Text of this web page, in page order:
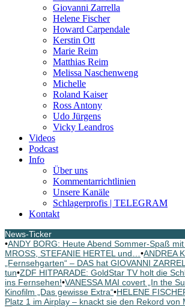
Giovanni Zarrella
Helene Fischer
Howard Carpendale
Kerstin Ott
Marie Reim
Matthias Reim
Melissa Naschenweng
Michelle
Roland Kaiser
Ross Antony
Udo Jürgens
Vicky Leandros
Videos
Podcast
Info
Über uns
Kommentarrichtlinien
Unsere Kanäle
Schlagerprofis | TELEGRAM
Kontakt
News-Ticker
•ANDY BORG: Heute Abend Sommer-Spaß
MROSS, STEFANIE HERTEL und… •ANDREA
„Fernsehgarten“ – DAS hat GIOVANNI
tun•ZDF HITPARADE: GoldStar TV holt die
ins Fernsehen!•VANESSA MAI covert „In the
Kinofilm „Das gewisse Extra“•HELENE
Platz 1 im Airplay – knackt sie den Rekord von